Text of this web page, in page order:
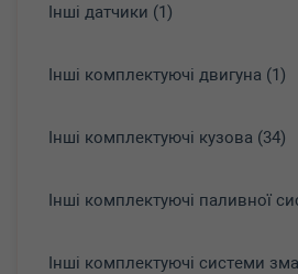
Інші датчики (1)
Інші комплектуючі двигуна (1)
Інші комплектуючі кузова (34)
Інші комплектуючі паливної
Інші комплектуючі системи